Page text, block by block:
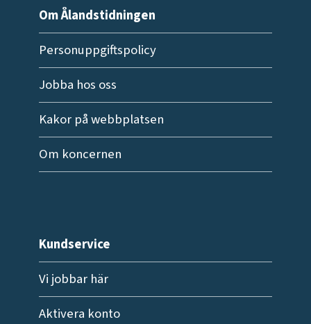
Om Ålandstidningen
Personuppgiftspolicy
Jobba hos oss
Kakor på webbplatsen
Om koncernen
Kundservice
Vi jobbar här
Aktivera konto